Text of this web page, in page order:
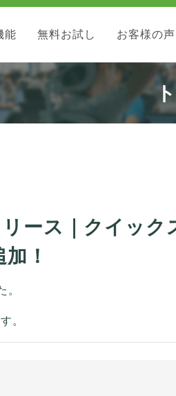
能 無料お試し お客様の声
ース｜クイック
！
。